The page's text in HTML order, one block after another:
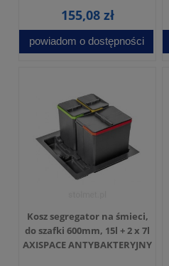
155,08 zł
powiadom o dostępności
Kosz segregator na śmieci,
do szafki 600mm, 15l + 2 x 7l
AXISPACE ANTYBAKTERYJNY